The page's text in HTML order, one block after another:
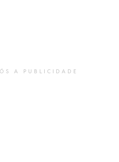
A PUBLICIDADE